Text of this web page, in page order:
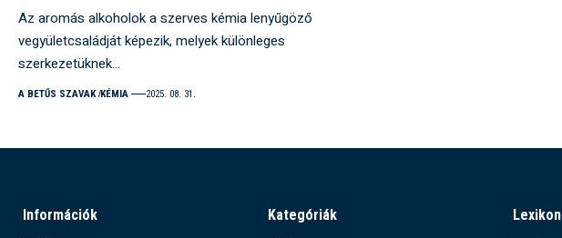
Az aromás alkoholok a szerves kémia lenyűgöző
vegyületcsaládját képezik, melyek különleges
szerkezetüknek…
A BETŰS SZAVAK KÉMIA 2025. 08. 31.
Információk Kategóriák Lexikon